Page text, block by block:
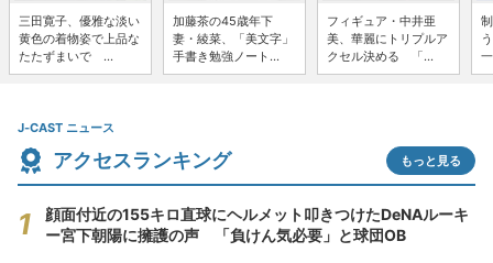
三田寛子、優雅な淡い
黄色の着物姿で上品な
たたずまいで ...
加藤茶の45歳年下
妻・綾菜、「美文字」
手書き勉強ノート...
フィギュア・中井亜
美、華麗にトリプルア
クセル決める 「...
J-CAST ニュース
アクセスランキング もっと見る
顔面付近の155キロ直球にヘルメット叩きつけたDeNAルーキ
ー宮下朝陽に擁護の声 「負けん気必要」と球団OB